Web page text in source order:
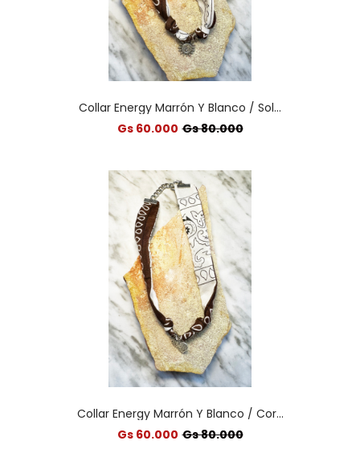
Collar Energy Marrón Y Blanco / Sol...
Gs 60.000 Gs 80.000
Collar Energy Marrón Y Blanco / Cor...
Gs 60.000 Gs 80.000